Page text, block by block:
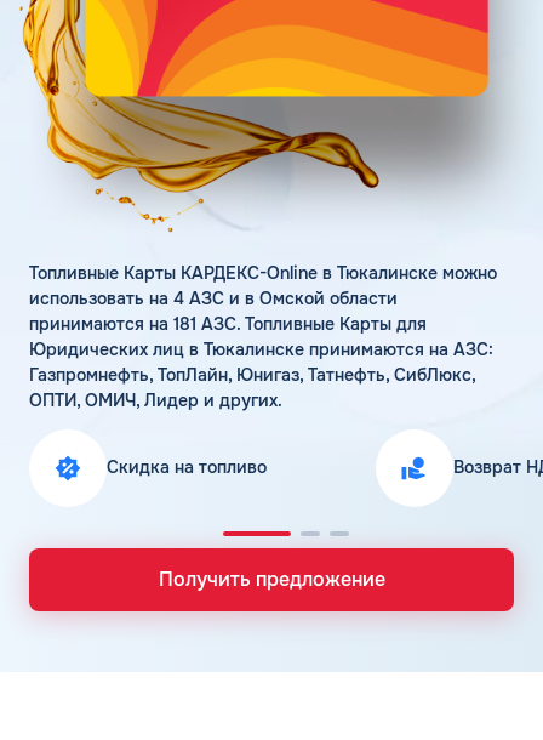
Статьи
Цена бензина и ДТ
Личный кабинет
Карта АЗС
Получить консультацию
Топливные Карты КАРДЕКС-Online в Тюкалинске можно
использовать на 4 АЗС и в Омской области
принимаются на 181 АЗС. Топливные Карты для
Юридических лиц в Тюкалинске принимаются на АЗС:
Газпромнефть, ТопЛайн, Юнигаз, Татнефть, СибЛюкс,
ОПТИ, ОМИЧ, Лидер и других.
Скидка на топливо Возврат
Получить предложение